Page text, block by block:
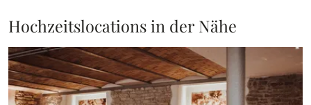
Hochzeitslocations in der Nähe